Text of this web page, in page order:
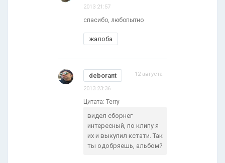
2013 21:57
спасибо, любопытно
жалоба
deborant 12 августа
2013 23:36
Цитата: Terry
видел сборнег
интересный, по клипу я
их и выкупил кстати. Так
ты одобряешь, альбом?